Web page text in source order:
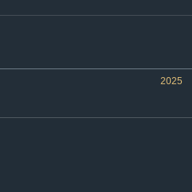
2025